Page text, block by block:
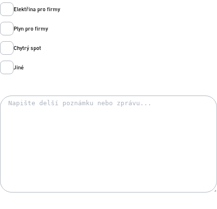
Elektřina pro firmy
Plyn pro firmy
Chytrý spot
Jiné